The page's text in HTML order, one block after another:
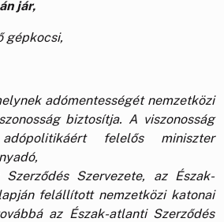
jár,
gépkocsi,
adómentességét nemzetközi
biztosítja. A viszonosság
felelős miniszter
Szervezete, az Észak-
felállított nemzetközi katonai
az Észak-atlanti Szerződés